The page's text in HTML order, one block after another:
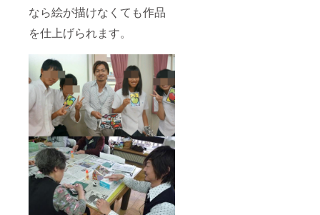
なら絵が描けなくても作品
を仕上げられます。